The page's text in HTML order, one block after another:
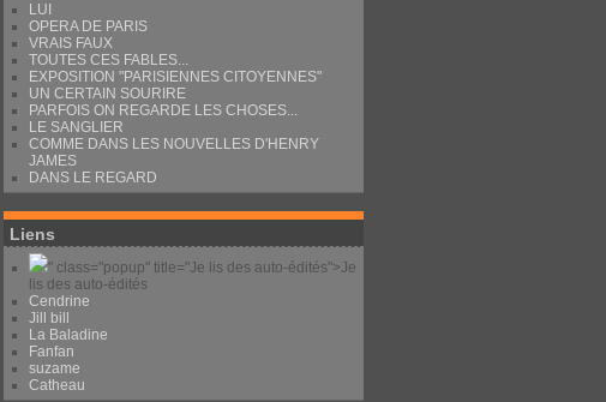
LUI
OPERA DE PARIS
VRAIS FAUX
TOUTES CES FABLES...
EXPOSITION "PARISIENNES CITOYENNES"
UN CERTAIN SOURIRE
PARFOIS ON REGARDE LES CHOSES...
LE SANGLIER
COMME DANS LES NOUVELLES D'HENRY
JAMES
DANS LE REGARD
Liens
" class="popup" title="Je lis des auto-édités">Je
lis des auto-édités
Cendrine
Jill bill
La Baladine
Fanfan
suzame
Catheau